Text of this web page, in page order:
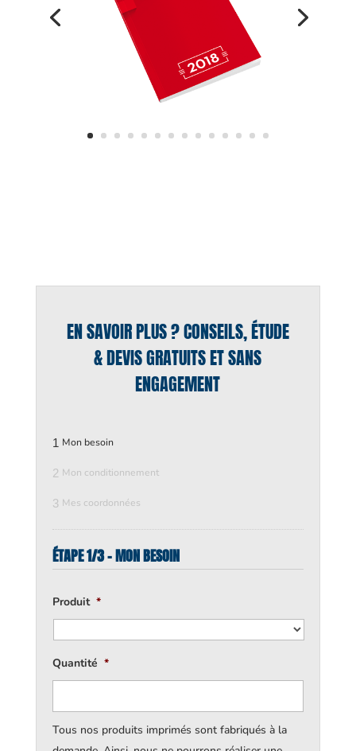
EN SAVOIR PLUS ? CONSEILS, ÉTUDE
& DEVIS GRATUITS ET SANS
ENGAGEMENT
1 Mon besoin
2 Mon conditionnement
3 Mes coordonnées
ÉTAPE 1/3 - MON BESOIN
Produit *
Quantité *
Tous nos produits imprimés sont fabriqués à la